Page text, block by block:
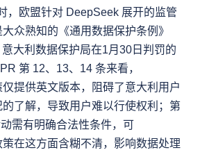
，欧盟针对 DeepSeek 展开的监管
众熟知的《通用数据保护条例》
意大利数据保护局在1月30日判罚的
第 12、13、14 条来看，
提供英文版本，阻碍了意大利用户
了解，导致用户难以行使权利；第
需有明确合法性条件，可
在这方面含糊不清，影响数据处理